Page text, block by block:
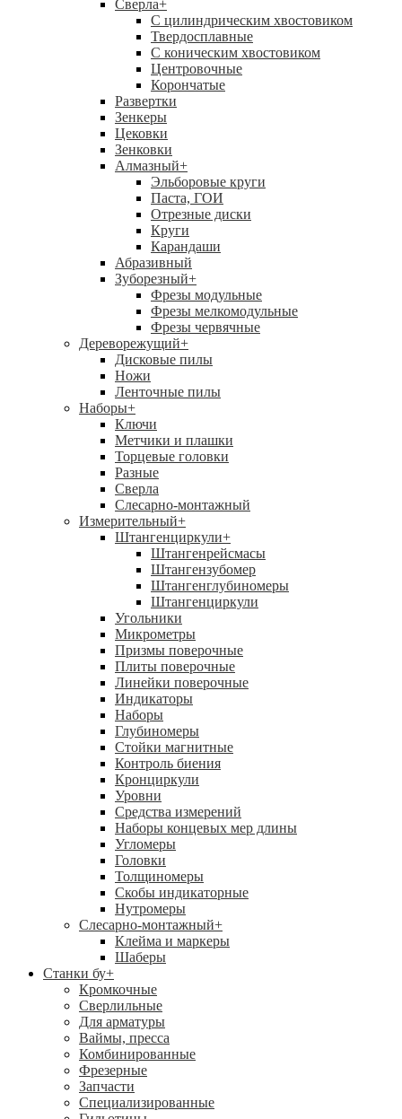
Сверла+
С цилиндрическим хвостовиком
Твердосплавные
С коническим хвостовиком
Центровочные
Корончатые
Развертки
Зенкеры
Цековки
Зенковки
Алмазный+
Эльборовые круги
Паста, ГОИ
Отрезные диски
Круги
Карандаши
Абразивный
Зуборезный+
Фрезы модульные
Фрезы мелкомодульные
Фрезы червячные
Дереворежущий+
Дисковые пилы
Ножи
Ленточные пилы
Наборы+
Ключи
Метчики и плашки
Торцевые головки
Разные
Сверла
Слесарно-монтажный
Измерительный+
Штангенциркули+
Штангенрейсмасы
Штангензубомер
Штангенглубиномеры
Штангенциркули
Угольники
Микрометры
Призмы поверочные
Плиты поверочные
Линейки поверочные
Индикаторы
Наборы
Глубиномеры
Стойки магнитные
Контроль биения
Кронциркули
Уровни
Средства измерений
Наборы концевых мер длины
Угломеры
Головки
Толщиномеры
Скобы индикаторные
Нутромеры
Слесарно-монтажный+
Клейма и маркеры
Шаберы
Станки бу+
Кромкочные
Сверлильные
Для арматуры
Ваймы, пресса
Комбинированные
Фрезерные
Запчасти
Специализированные